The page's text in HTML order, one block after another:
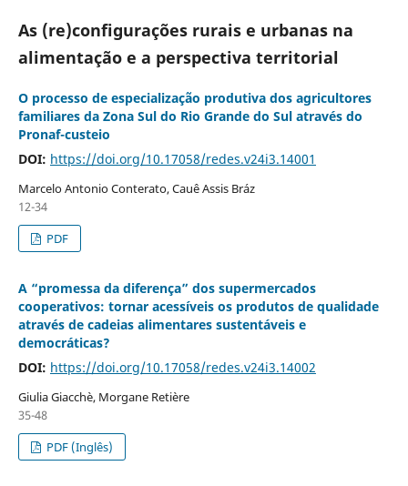
As (re)configurações rurais e urbanas na
alimentação e a perspectiva territorial
O processo de especialização produtiva dos agricultores
familiares da Zona Sul do Rio Grande do Sul através do
Pronaf-custeio
DOI: https://doi.org/10.17058/redes.v24i3.14001
Marcelo Antonio Conterato, Cauê Assis Bráz
12-34
PDF
A “promessa da diferença” dos supermercados
cooperativos: tornar acessíveis os produtos de qualidade
através de cadeias alimentares sustentáveis e
democráticas?
DOI: https://doi.org/10.17058/redes.v24i3.14002
Giulia Giacchè, Morgane Retière
35-48
PDF (Inglês)